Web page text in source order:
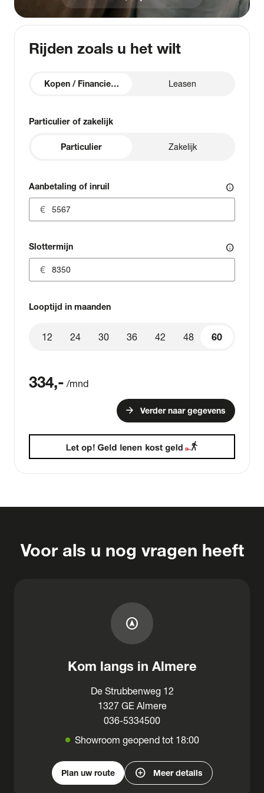
Rijden zoals u het wilt
Kopen / Financieren Leasen
Particulier of zakelijk
Particulier Zakelijk
Aanbetaling of inruil info
Slottermijn info
Looptijd in maanden
60
12 24 30 36 42 48 60
334,- /mnd
arrow_forward Verder naar gegevens
Voor als u nog vragen heeft
assistant_navigation
Kom langs in Almere
De Strubbenweg 12
1327 GE Almere
036-5334500
Showroom geopend tot 18:00
Plan uw route add_circle Meer details